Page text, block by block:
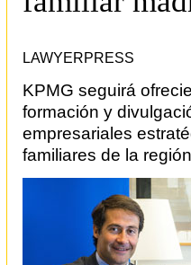
LAWYERPRESS
KPMG seguirá
formación y
empresariales
familiares de la región